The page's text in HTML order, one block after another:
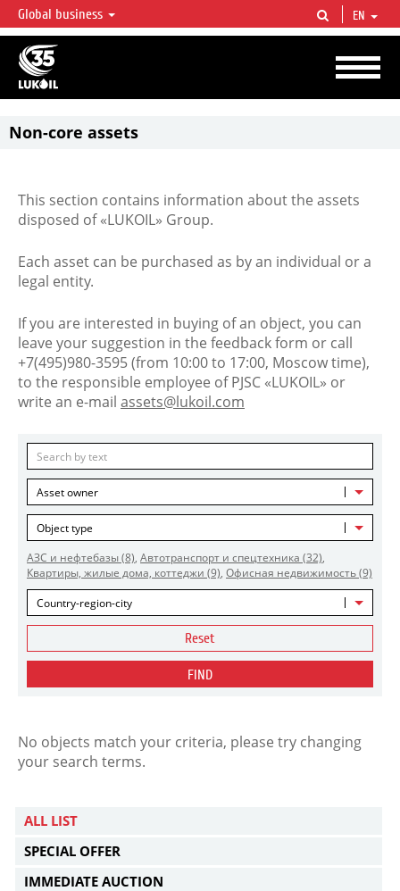
LUKOIL OVERVIEW
LUKOIL is one of the largest oil & gas vertical integrated companies in the world
accounting for over 2% of crude production and circa 1% of proved hydrocarbon
reserves globally.
Global business EN
Non-core assets
This section contains information about the assets
disposed of «LUKOIL» Group.
Each asset can be purchased as by an individual or a
legal entity.
If you are interested in buying of an object, you can
leave your suggestion in the feedback form or call
+7(495)980-3595 (from 10:00 to 17:00, Moscow time),
to the responsible employee of PJSC «LUKOIL» or
write an e-mail assets@lukoil.com
Asset owner
Object type
АЗС и нефтебазы(8), Автотранспорт и спецтехника (32),
Квартиры, жилые дома, коттеджи (9), Офисная недвижимость(9)
Country-region-city
Reset
FIND
No objects match your criteria, please try changing
your search terms.
ALL LIST
SPECIAL OFFER
IMMEDIATE AUCTION